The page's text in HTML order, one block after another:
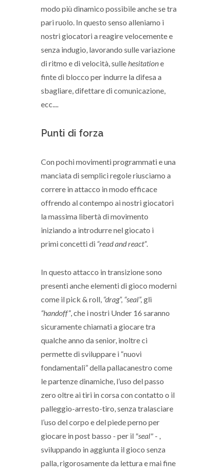
modo più dinamico possibile anche se tra
pari ruolo. In questo senso alleniamo i
nostri giocatori a reagire velocemente e
senza indugio, lavorando sulle variazione
di ritmo e di velocità, sulle hesitatione
finte di blocco per indurre la difesa a
sbagliare, difettare di comunicazione,
ecc....
Punti di forza
Con pochi movimenti programmati e una
manciata di semplici regole riusciamo a
correre in attacco in modo efficace
offrendo al contempo ai nostri giocatori
la massima libertà di movimento
iniziando a introdurre nel giocato i
primi concetti di “read and react”.
In questo attacco in transizione sono
presenti anche elementi di gioco moderni
come il pick & roll, “drag”, “seal”, gli
“handoff”, che i nostri Under 16 saranno
sicuramente chiamati a giocare tra
qualche anno da senior, inoltre ci
permette di sviluppare i “nuovi
fondamentali” della pallacanestro come
le partenze dinamiche, l’uso del passo
zero oltre ai tiri in corsa con contatto o il
palleggio-arresto-tiro, senza tralasciare
l’uso del corpo e del piede perno per
giocare in post basso - per il "seal" - ,
sviluppando in aggiunta il gioco senza
palla, rigorosamente da lettura e mai fine